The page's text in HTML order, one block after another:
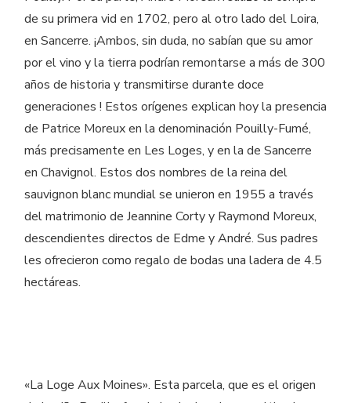
de su primera vid en 1702, pero al otro lado del Loira,
en Sancerre. ¡Ambos, sin duda, no sabían que su amor
por el vino y la tierra podrían remontarse a más de 300
años de historia y transmitirse durante doce
generaciones ! Estos orígenes explican hoy la presencia
de Patrice Moreux en la denominación Pouilly-Fumé,
más precisamente en Les Loges, y en la de Sancerre
en Chavignol. Estos dos nombres de la reina del
sauvignon blanc mundial se unieron en 1955 a través
del matrimonio de Jeannine Corty y Raymond Moreux,
descendientes directos de Edme y André. Sus padres
les ofrecieron como regalo de bodas una ladera de 4.5
hectáreas.
«La Loge Aux Moines». Esta parcela, que es el origen